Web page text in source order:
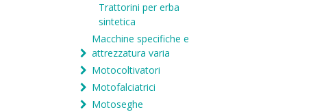
Trattorini per erba
sintetica
Macchine specifiche e
attrezzatura varia
Motocoltivatori
Motofalciatrici
Motoseghe